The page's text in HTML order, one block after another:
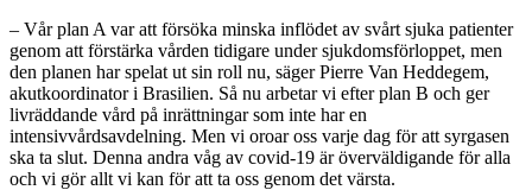
– Vår plan A var att försöka minska inflödet av svårt sjuka patienter
genom att förstärka vården tidigare under sjukdomsförloppet, men
den planen har spelat ut sin roll nu, säger Pierre Van Heddegem,
akutkoordinator i Brasilien. Så nu arbetar vi efter plan B och ger
livräddande vård på inrättningar som inte har en
intensivvårdsavdelning. Men vi oroar oss varje dag för att syrgasen
ska ta slut. Denna andra våg av covid-19 är överväldigande för alla
och vi gör allt vi kan för att ta oss genom det värsta.